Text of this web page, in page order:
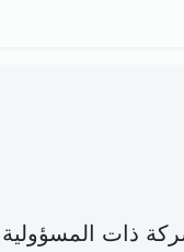
ذات